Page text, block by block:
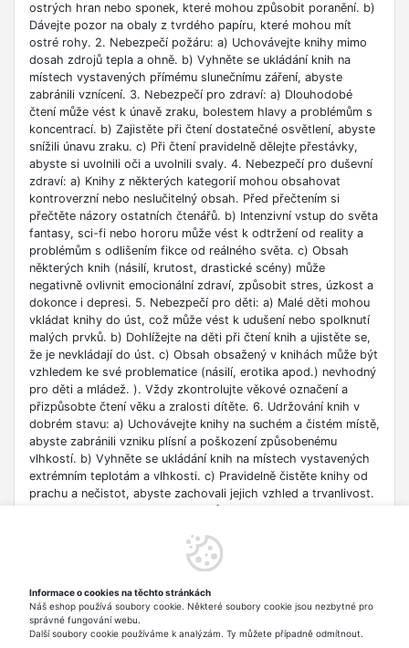
ostrých hran nebo sponek, které mohou způsobit poranění. b)
Dávejte pozor na obaly z tvrdého papíru, které mohou mít
ostré rohy. 2. Nebezpečí požáru: a) Uchovávejte knihy mimo
dosah zdrojů tepla a ohně. b) Vyhněte se ukládání knih na
místech vystavených přímému slunečnímu záření, abyste
zabránili vznícení. 3. Nebezpečí pro zdraví: a) Dlouhodobé
čtení může vést k únavě zraku, bolestem hlavy a problémům s
koncentrací. b) Zajistěte při čtení dostatečné osvětlení, abyste
snížili únavu zraku. c) Při čtení pravidelně dělejte přestávky,
abyste si uvolnili oči a uvolnili svaly. 4. Nebezpečí pro duševní
zdraví: a) Knihy z některých kategorií mohou obsahovat
kontroverzní nebo neslučitelný obsah. Před přečtením si
přečtěte názory ostatních čtenářů. b) Intenzivní vstup do světa
fantasy, sci-fi nebo hororu může vést k odtržení od reality a
problémům s odlišením fikce od reálného světa. c) Obsah
některých knih (násilí, krutost, drastické scény) může
negativně ovlivnit emocionální zdraví, způsobit stres, úzkost a
dokonce i depresi. 5. Nebezpečí pro děti: a) Malé děti mohou
vkládat knihy do úst, což může vést k udušení nebo spolknutí
malých prvků. b) Dohlížejte na děti při čtení knih a ujistěte se,
že je nevkládají do úst. c) Obsah obsažený v knihách může být
vzhledem ke své problematice (násilí, erotika apod.) nevhodný
pro děti a mládež. ). Vždy zkontrolujte věkové označení a
přizpůsobte čtení věku a zralosti dítěte. 6. Udržování knih v
dobrém stavu: a) Uchovávejte knihy na suchém a čistém místě,
abyste zabránili vzniku plísní a poškození způsobenému
vlhkostí. b) Vyhněte se ukládání knih na místech vystavených
extrémním teplotám a vlhkosti. c) Pravidelně čistěte knihy od
prachu a nečistot, abyste zachovali jejich vzhled a trvanlivost.
vzdělávací nebo profesní účely. b) Věnujte pozornost datu
vydání, protože znalosti v některých oblastech se rychle
zdrojů uvedených v knize buďte opatrní a dodržujte pravidla
bezpečnosti na síti. 8. Autorská práva: a) Dodržujte autorská
práva obsahu zpřístupněného v knize.
Informace o cookies na těchto stránkách
Náš eshop používá soubory cookie. Některé soubory cookie jsou nezbytné pro
správné fungování webu.
Další soubory cookie používáme k analýzám. Ty můžete případně odmítnout.